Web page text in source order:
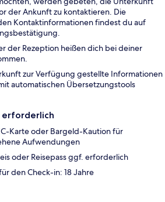
der Ankunft zu kontaktieren. Die
Kontaktinformationen findest du auf
der Rezeption heißen dich bei deiner
zur Verfügung gestellte Informationen
automatischen Übersetzungstools
erforderlich
Karte oder Bargeld-Kaution für
Aufwendungen
oder Reisepass ggf. erforderlich
den Check-in: 18 Jahre